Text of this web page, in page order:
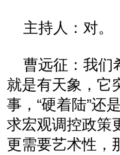
主持人：对。
曹远征：我们
就是有天象，它
事，“硬着陆”还
求宏观调控政策
更需要艺术性，